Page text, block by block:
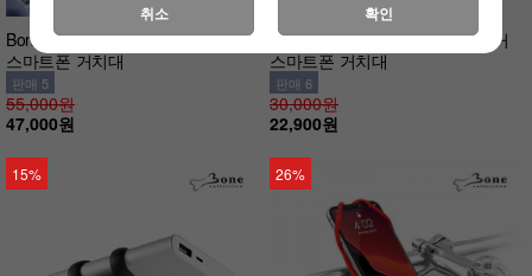
Bone 바이크타이 런타이 콤보 키트
스마트폰 거치대
판매 5
55,000원
47,000원
Bone 바이크타이 프로팩2 자전거
스마트폰 거치대
판매 6
30,000원
22,900원
15% 26%
취소 확인